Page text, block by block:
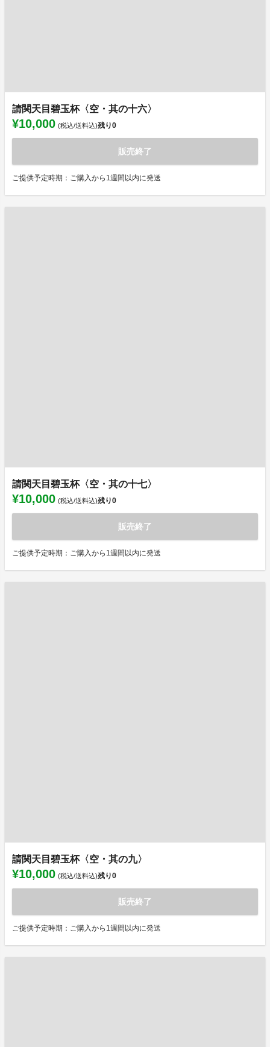
請関天目碧玉杯〈空・其の十六〉
¥10,000 (税込/送料込)残り0
販売終了
ご提供予定時期：ご購入から1週間以内に発送
請関天目碧玉杯〈空・其の十七〉
¥10,000 (税込/送料込)残り0
販売終了
ご提供予定時期：ご購入から1週間以内に発送
請関天目碧玉杯〈空・其の九〉
¥10,000 (税込/送料込)残り0
販売終了
ご提供予定時期：ご購入から1週間以内に発送